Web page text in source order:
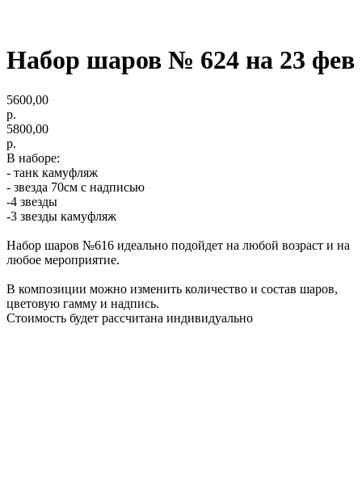
Набор шаров № 624 на 23 фев
5600,00
р.
5800,00
р.
В наборе:
- танк камуфляж
- звезда 70см с надписью
-4 звезды
-3 звезды камуфляж
Набор шаров №616 идеально подойдет на любой возраст и на
любое мероприятие.
В композиции можно изменить количество и состав шаров,
цветовую гамму и надпись.
Стоимость будет рассчитана индивидуально